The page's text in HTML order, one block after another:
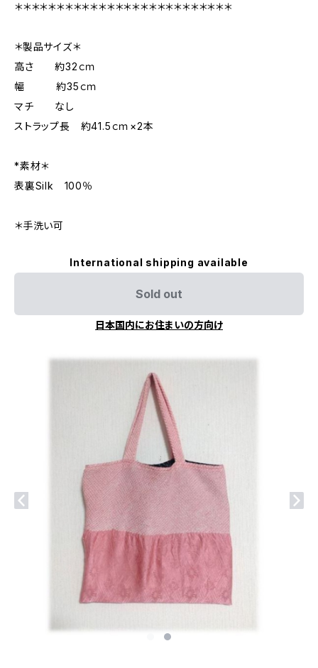
＊＊＊＊＊＊＊＊＊＊＊＊＊＊＊＊＊＊＊＊＊＊＊＊＊＊
＊製品サイズ＊
高さ 約32ｃｍ
幅 約35ｃｍ
マチ なし
ストラップ長 約41.5ｃｍ×2本
*素材＊
表裏Silk 100％
＊手洗い可
International shipping available
Sold out
日本国内にお住まいの方向け